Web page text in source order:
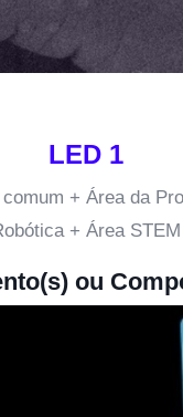
LED 1
+ Área da
+ Área STEM
ou